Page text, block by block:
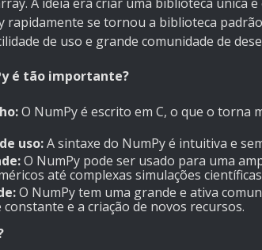
rapidamente se tornou a biblioteca
de uso e grande comunidade de
é tão importante?
O NumPy é escrito em C, o que o torna
uso:A sintaxe do NumPy é intuitiva e
O NumPy pode ser usado para uma
até complexas simulações
O NumPy tem uma grande e ativa
e a criação de novos recursos.